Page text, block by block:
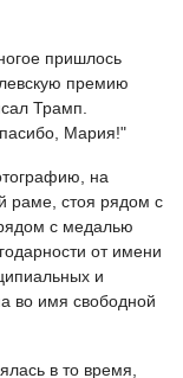
пришлось
премию
Трамп.
Мария!"
на
раме, стоя рядом с
с медалью
от имени
и
во имя свободной
в то время,